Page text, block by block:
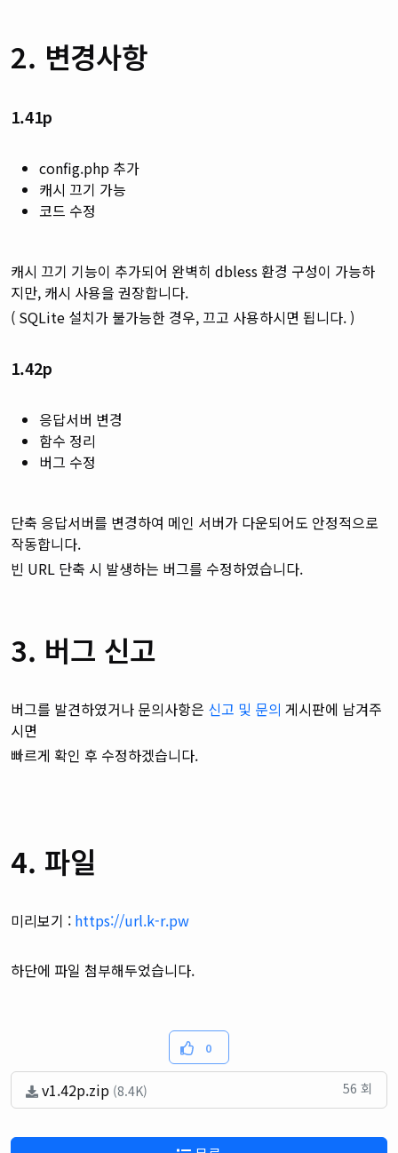
2. 변경사항
1.41p
config.php 추가
캐시 끄기 가능
코드 수정
캐시 끄기 기능이 추가되어 완벽히 dbless 환경 구성이 가능하
지만, 캐시 사용을 권장합니다.
( SQLite 설치가 불가능한 경우, 끄고 사용하시면 됩니다. )
1.42p
응답서버 변경
함수 정리
버그 수정
단축 응답서버를 변경하여 메인 서버가 다운되어도 안정적으로
작동합니다.
빈 URL 단축 시 발생하는 버그를 수정하였습니다.
3. 버그 신고
버그를 발견하였거나 문의사항은 신고 및 문의 게시판에 남겨주
시면
빠르게 확인 후 수정하겠습니다.
4. 파일
미리보기 : https://url.k-r.pw
하단에 파일 첨부해두었습니다.
0
v1.42p.zip (8.4K) 56 회